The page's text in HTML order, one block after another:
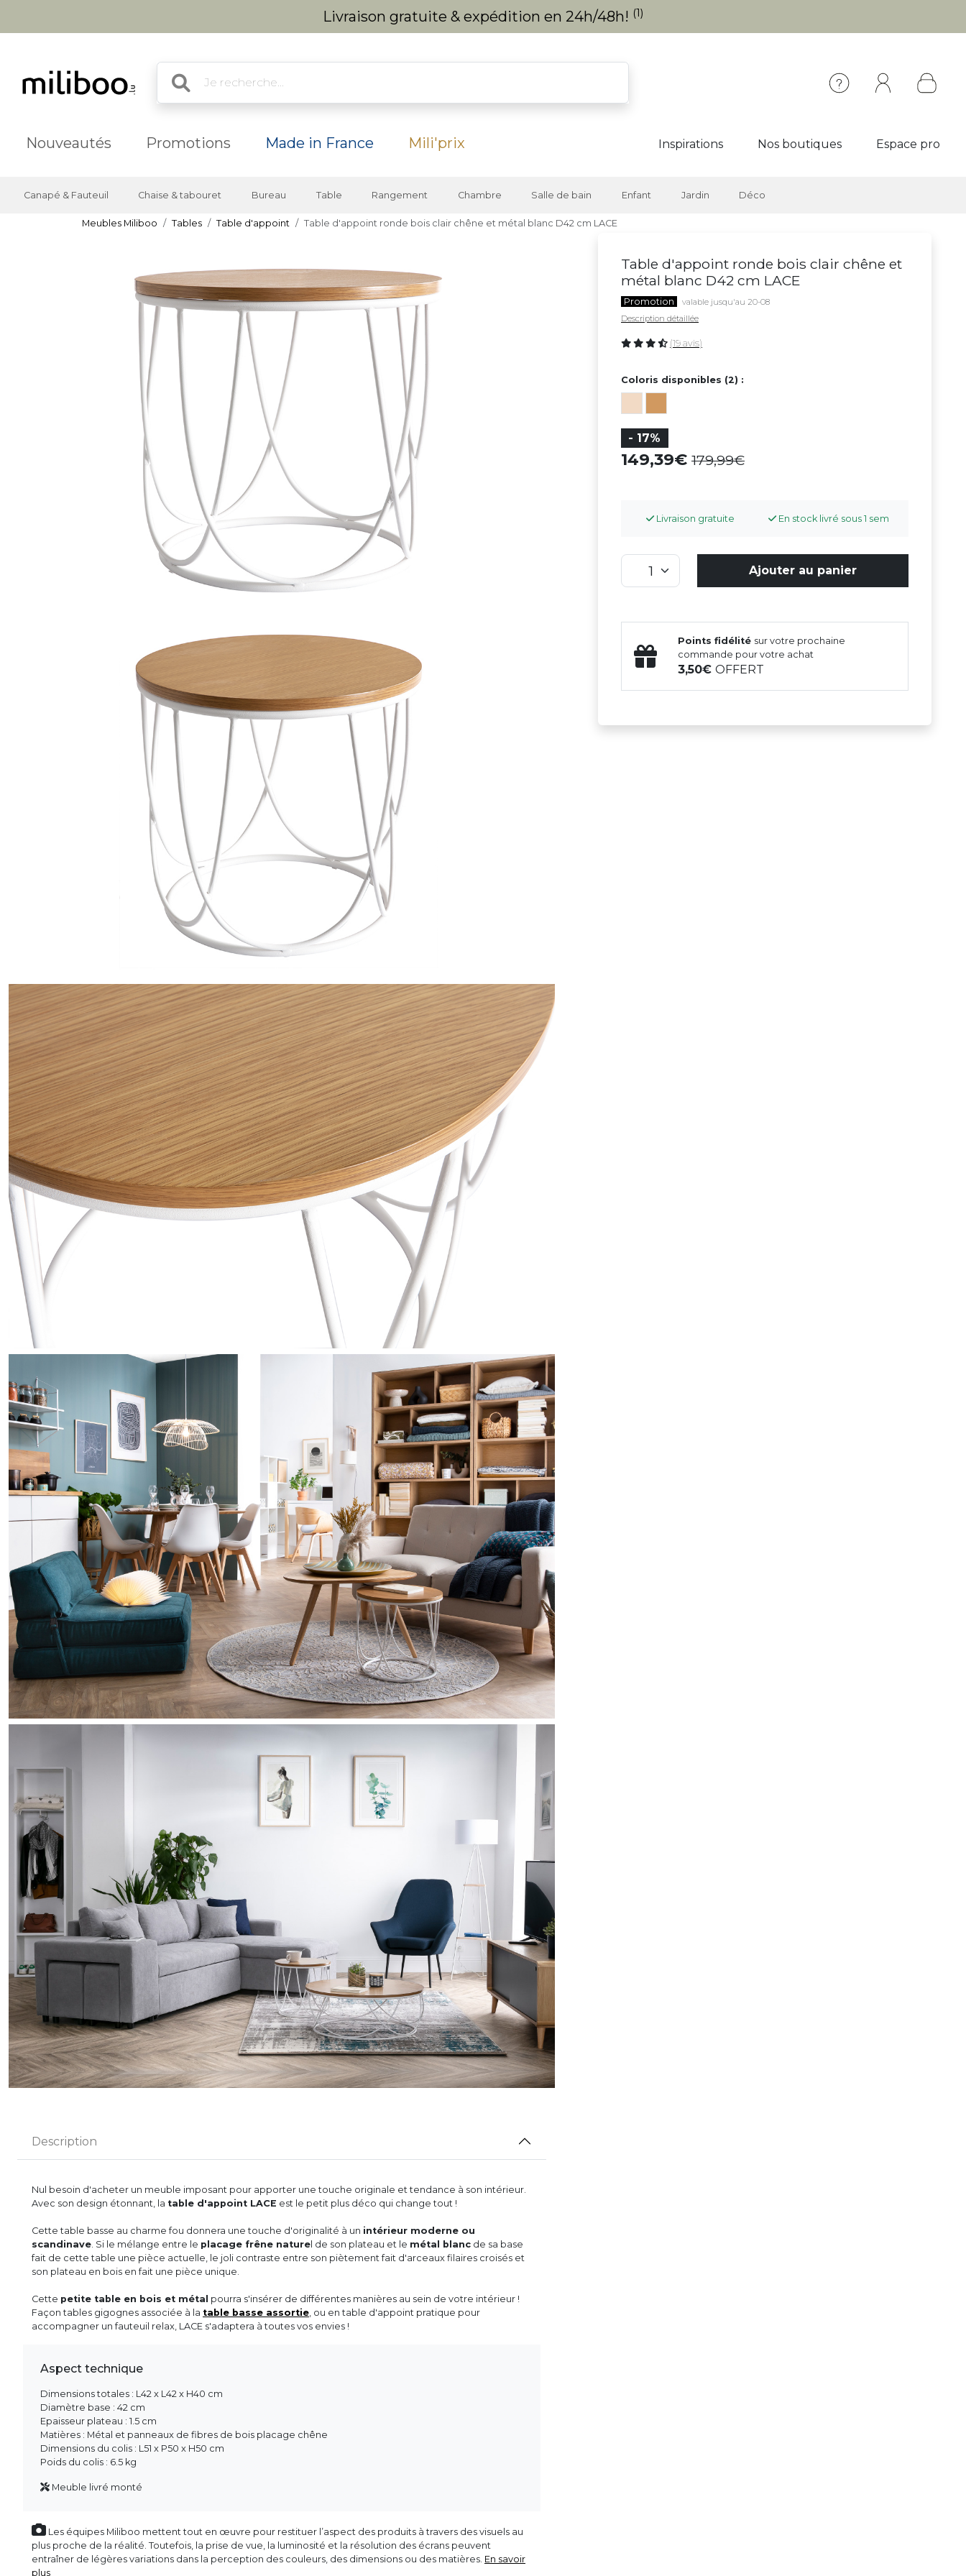
Livraison gratuite & expédition en 24h/48h! (1)
Nouveautés Promotions Made in France Mili'prix Inspirations Nos boutiques Espace pro
Canapé & Fauteuil Chaise & tabouret Bureau Table Rangement Chambre Salle de bain Enfant Jardin Déco
Meubles Miliboo Tables Table d'appoint Table d'appoint ronde bois clair chêne et métal blanc D42 cm LACE
Table d'appoint ronde bois clair chêne et
métal blanc D42 cm LACE
Promotion
valable jusqu'au 20-08
Description détaillée
(19 avis)
Coloris disponibles (2) :
- 17%
149,39 179,99
Livraison gratuite En stock livré sous 1 sem
Ajouter au panier
Points fidélité sur votre prochaine
commande pour votre achat
3,50OFFERT
Description
Nul besoin d'acheter un meuble imposant pour apporter une touche originale et tendance à son intérieur.
Avec son design étonnant, la table d'appoint LACE est le petit plus déco qui change tout !
Cette table basse au charme fou donnera une touche d'originalité à un intérieur moderne ou
scandinave. Si le mélange entre le placage frêne nature l de son plateau et le métal blanc de sa base
fait de cette table une pièce actuelle, le joli contraste entre son piètement fait d'arceaux filaires croisés et
son plateau en bois en fait une pièce unique.
Cette petite table en bois et métal pourra s'insérer de différentes manières au sein de votre intérieur !
Façon tables gigognes associée à la table basse assortie, ou en table d'appoint pratique pour
accompagner un fauteuil relax, LACE s'adaptera à toutes vos envies !
Aspect technique
Dimensions totales : L42 x L42 x H40 cm
Diamètre base : 42 cm
Epaisseur plateau : 1.5 cm
Matières : Métal et panneaux de fibres de bois placage chêne
Dimensions du colis : L51 x P50 x H50 cm
Poids du colis : 6.5 kg
Meuble livré monté
Les équipes Miliboo mettent tout en œuvre pour restituer l’aspect des produits à travers des visuels au
plus proche de la réalité. Toutefois, la prise de vue, la luminosité et la résolution des écrans peuvent
entraîner de légères variations dans la perception des couleurs, des dimensions ou des matières. En savoir
plus